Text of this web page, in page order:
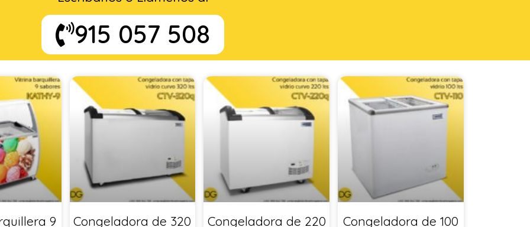
915 057 508
9
Congeladora de 320
Congeladora de 220
Congeladora de 100